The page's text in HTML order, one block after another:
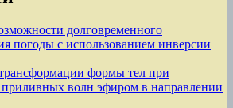
долговременного
погоды с использованием инверсии
формы тел при
волн эфиром в направлении